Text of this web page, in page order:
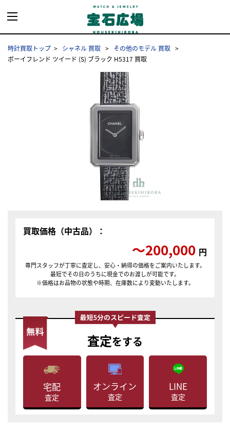
時計買取トップ シャネル 買取
その他のモデル 買取
ボーイフレンド ツイード (S) ブラック H5317 買取
買取価格（中古品）：
〜200,000 円
専門スタッフが丁寧に査定し、安心・納得の価格をご案内いたします。
最短でその日のうちに現金でのお渡しが可能です。
※価格はお品物の状態や時期、在庫数により変動いたします。
査定をする
宅配
査定
オンライン
査定
LINE
査定